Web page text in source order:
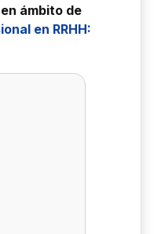
ámbito de
en RRHH: